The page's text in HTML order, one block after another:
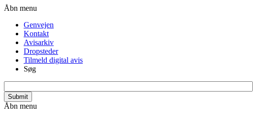
Gå
hovedindhold
Header
Åbn menu
Genvejen
Kontakt
Avisarkiv
Dropsteder
Tilmeld digital avis
Søg
Primær
Åbn menu